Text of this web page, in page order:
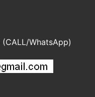
(CALL/WhatsApp)